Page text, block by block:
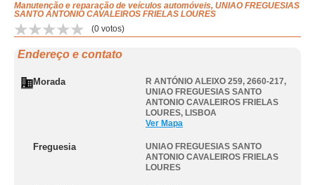
Manutenção e reparação de veículos automóveis, UNIAO FREGUESIAS
SANTO ANTONIO CAVALEIROS FRIELAS LOURES
(0 votos)
Endereço e contato
Morada R ANTÓNIO ALEIXO 259, 2660-217,
UNIAO FREGUESIAS SANTO
ANTONIO CAVALEIROS FRIELAS
LOURES, LISBOA
Ver Mapa
Freguesia
UNIAO FREGUESIAS SANTO
ANTONIO CAVALEIROS FRIELAS
LOURES